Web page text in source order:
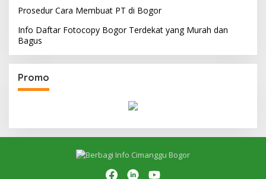
Prosedur Cara Membuat PT di Bogor
Info Daftar Fotocopy Bogor Terdekat yang Murah dan
Bagus
Promo